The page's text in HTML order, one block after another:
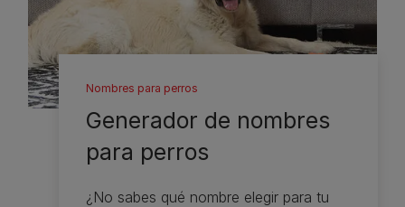
Nombres para perros
Generador de nombres
para perros
¿No sabes qué nombre elegir para tu